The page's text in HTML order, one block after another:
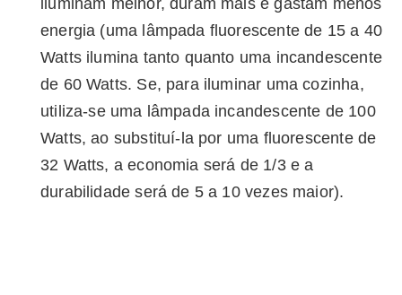
iluminam melhor, duram mais e gastam menos
energia (uma lâmpada fluorescente de 15 a 40
Watts ilumina tanto quanto uma incandescente
de 60 Watts. Se, para iluminar uma cozinha,
utiliza-se uma lâmpada incandescente de 100
Watts, ao substituí-la por uma fluorescente de
32 Watts, a economia será de 1/3 e a
durabilidade será de 5 a 10 vezes maior).